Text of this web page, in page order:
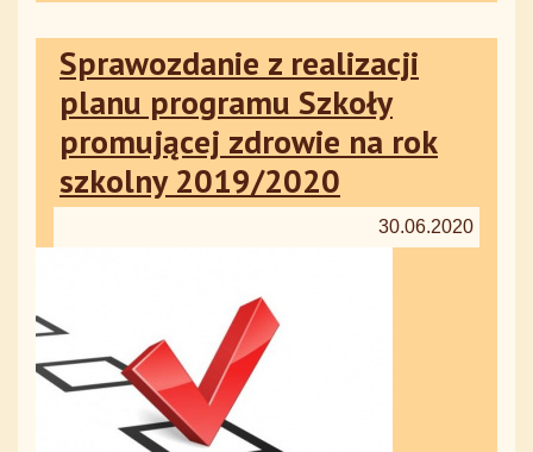
Sprawozdanie z realizacji
planu programu Szkoły
promującej zdrowie na rok
szkolny 2019/2020
30.06.2020